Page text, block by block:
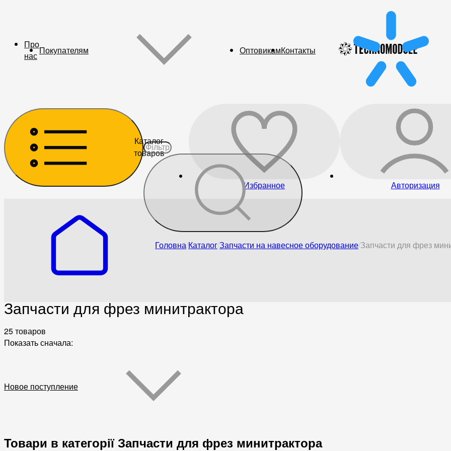
Про
нас Покупателям ОптовикамКонтакты
Каталог
товаров
Избранное Авторизация
Головна КаталогЗапчасти на навесное оборудование Запчасти для фрез
Запчасти для фрез минитрактора
25 товаров
Показать сначала:
Новое поступление
Товари в категорії Запчасти для фрез минитрактора